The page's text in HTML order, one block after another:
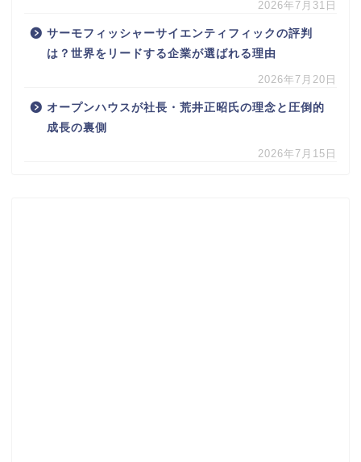
2026年7月31日
サーモフィッシャーサイエンティフィックの評判
は？世界をリードする企業が選ばれる理由
2026年7月20日
オープンハウスが社長・荒井正昭氏の理念と圧倒的
成長の裏側
2026年7月15日